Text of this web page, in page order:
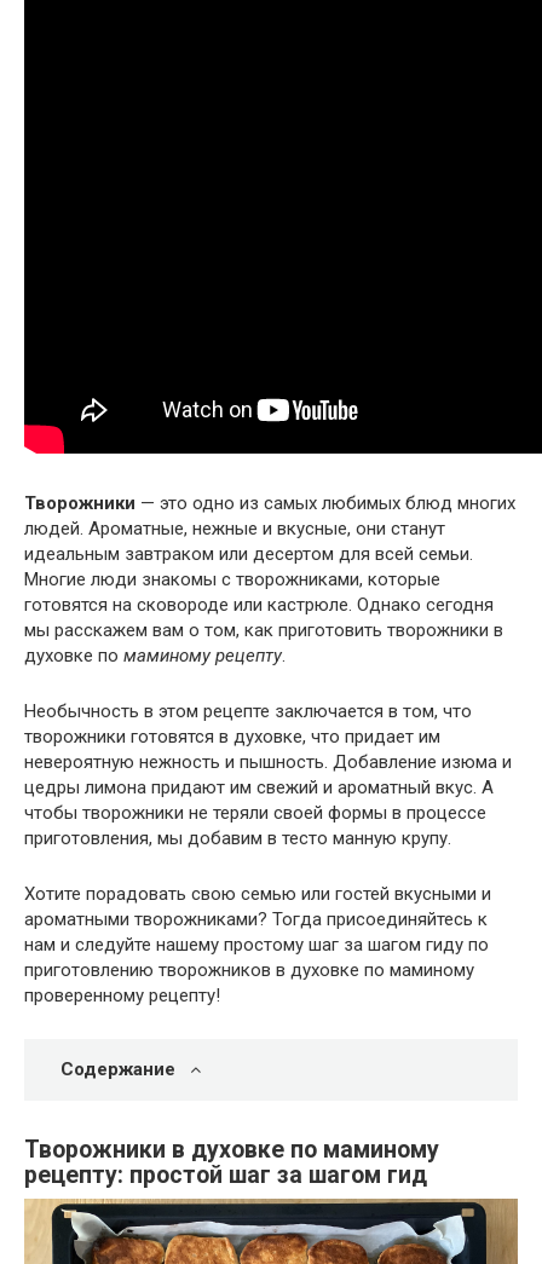
Творожники — это одно из самых любимых блюд многих
людей. Ароматные, нежные и вкусные, они станут
идеальным завтраком или десертом для всей семьи.
Многие люди знакомы с творожниками, которые
готовятся на сковороде или кастрюле. Однако сегодня
мы расскажем вам о том, как приготовить творожники в
духовке по маминому рецепту.
Необычность в этом рецепте заключается в том, что
творожники готовятся в духовке, что придает им
невероятную нежность и пышность. Добавление изюма и
цедры лимона придают им свежий и ароматный вкус. А
чтобы творожники не теряли своей формы в процессе
приготовления, мы добавим в тесто манную крупу.
Хотите порадовать свою семью или гостей вкусными и
ароматными творожниками? Тогда присоединяйтесь к
нам и следуйте нашему простому шаг за шагом гиду по
приготовлению творожников в духовке по маминому
проверенному рецепту!
Содержание
Творожники в духовке по маминому
рецепту: простой шаг за шагом гид